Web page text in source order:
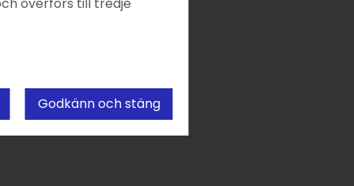
Godkänn och stäng